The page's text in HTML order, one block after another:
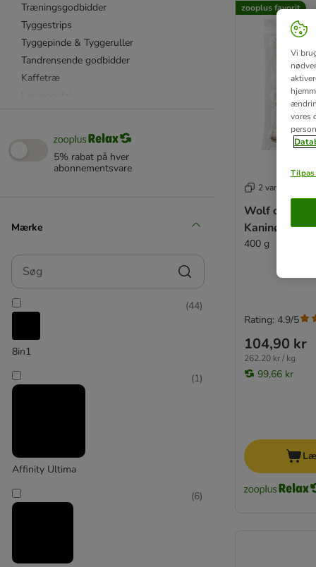
Træningsgodbidder
Tyggestrips
Tyggepinde & Tyggeruller
Tandrensende godbidder
Kaffetræ
Skånsomme snacks
Kornfrie godbidder
Gevir
Kallun
Kaninører
Kylling
Okseører & Klove
bosch
Braaaf
5% rabat på hver
abonnementsvare
Mærke
Søg
8in1
(44)
Affinity Ultima
(1)
(6)
zooplus favorit
2 varianter
Wolf of
Kaninører
400 g
104,90 kr
262,20 kr / kg
99,66 kr
Rating: 4.9/5
Vi
vores